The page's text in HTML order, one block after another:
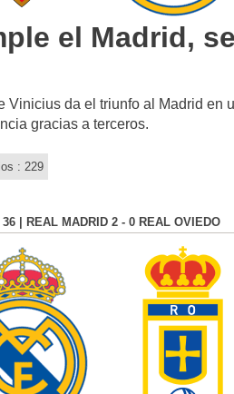
el Madrid,
Vinicius da el triunfo al Madrid en
gracias a terceros.
: 229
36 | REAL MADRID 2 - 0 REAL OVIEDO